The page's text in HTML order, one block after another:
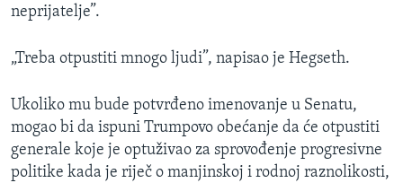
neprijatelje”.
„Treba otpustiti mnogo ljudi”, napisao je Hegseth.
Ukoliko mu bude potvrđeno imenovanje u Senatu,
mogao bi da ispuni Trumpovo obećanje da će otpustiti
generale koje je optuživao za sprovođenje progresivne
politike kada je riječ o manjinskoj i rodnoj raznolikosti,